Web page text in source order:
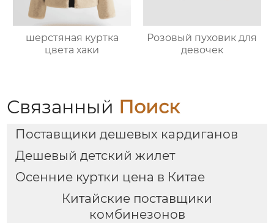
шерстяная куртка
цвета хаки
Розовый пуховик для
девочек
Связанный Поиск
Поставщики дешевых кардиганов
Дешевый детский жилет
Осенние куртки цена в Китае
Китайские поставщики
комбинезонов